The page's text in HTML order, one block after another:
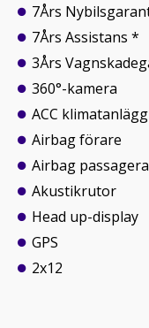
7Års
7Års Assistans *
3Års
360°-kamera
ACC
Airbag förare
Airbag
Akustikrutor
Head up-display
GPS
2x12